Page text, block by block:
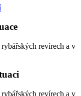
revírech a v
revírech a v